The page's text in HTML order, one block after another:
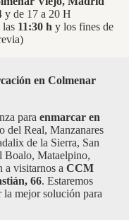
y de 17 a 20 H
las 11:30 h y los fines de
en Colmenar
para enmarcar en
del Real, Manzanares
de la Sierra, San
Boalo, Mataelpino,
a visitarnos aCCM
66. Estaremos
la mejor solución para